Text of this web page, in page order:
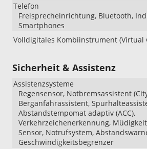
Telefon
Freisprecheinrichtung, Bluetooth,
Smartphones
Volldigitales Kombiinstrument (Virtual
Sicherheit & Assistenz
Assistenzsysteme
Regensensor, Notbremsassistent
Berganfahrassistent,
Abstandstempomat adaptiv (ACC),
Verkehrzeichenerkennung,
Sensor, Notrufsystem,
Geschwindigkeitsbegrenzer